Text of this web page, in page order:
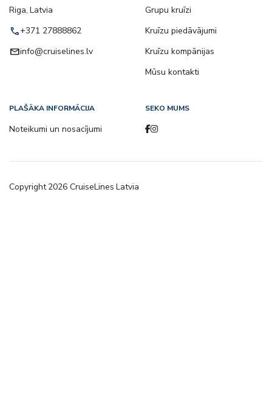
Riga, Latvia
call+371 27888862
emailinfo@cruiselines.lv
Grupu kruīzi
Kruīzu piedāvājumi
Kruīzu kompānijas
Mūsu kontakti
PLAŠĀKA INFORMĀCIJA
Noteikumi un nosacījumi
SEKO MUMS
Copyright2026 CruiseLines Latvia